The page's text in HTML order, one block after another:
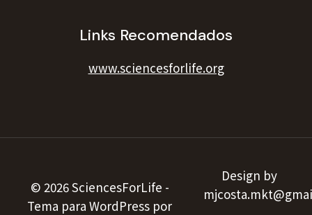
Links Recomendados
www.sciencesforlife.org
© 2026 SciencesForLife -
Tema para WordPress por
Design by